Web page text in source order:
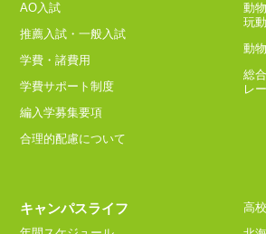
AO入試
推薦入試・一般入試
学費・諸費用
学費サポート制度
編入学募集要項
合理的配慮について
動
玩
動
総
レ
キャンパスライフ
高